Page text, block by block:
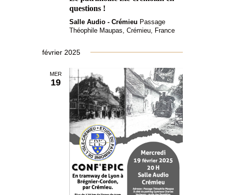
i
g
a
t
i
o
n
d
e
v
u
e
m
e
n
t
questions !
Salle Audio - Crémieu Passage
Théophile Maupas, Crémieu, France
février 2025
MER
19